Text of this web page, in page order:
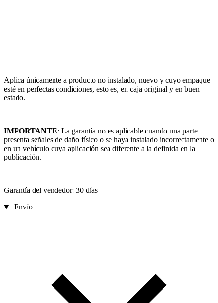
Aplica únicamente a producto no instalado, nuevo y cuyo empaque
esté en perfectas condiciones, esto es, en caja original y en buen
estado.
IMPORTANTE: La garantía no es aplicable cuando una parte
presenta señales de daño físico o se haya instalado incorrectamente o
en un vehículo cuya aplicación sea diferente a la definida en la
publicación.
Garantía del vendedor: 30 días
Envío